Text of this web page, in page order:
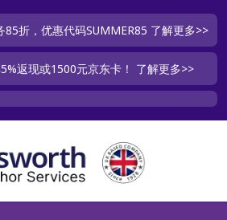
折，优惠代码SUMMER85 了解更多>>
返现或1500元京东卡！ 了解更多>>